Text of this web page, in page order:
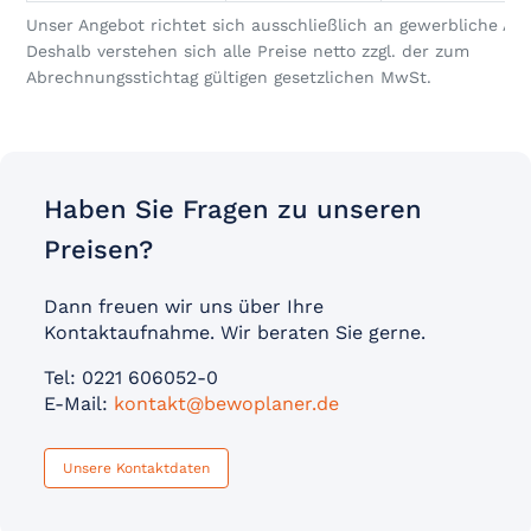
Unser Angebot richtet sich ausschließlich an gewerbliche
Deshalb verstehen sich alle Preise netto zzgl. der zum
Abrechnungsstichtag gültigen gesetzlichen MwSt.
Haben Sie Fragen zu unseren
Preisen?
Dann freuen wir uns über Ihre
Kontaktaufnahme. Wir beraten Sie gerne.
Tel: 0221 606052-0
E-Mail: kontakt@bewoplaner.de
Unsere Kontaktdaten